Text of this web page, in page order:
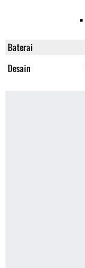
Baterai
Desain